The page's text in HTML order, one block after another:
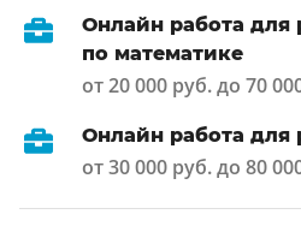
Онлайн работа для
по математике
от 20 000 руб. до 70
Онлайн работа для
от 30 000 руб. до 80